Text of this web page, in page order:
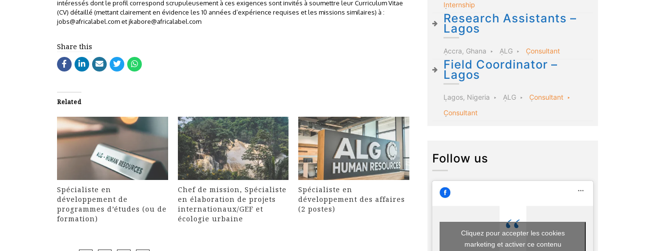
intéressés dont le profil correspond scrupuleusement à ces exigences sont invités à soumettre leur Curriculum Vitae
(CV) détaillé (mettant clairement en évidence les 10 années d’expérience requises et les missions similaires) à :
jobs@africalabel.cometjkabore@africalabel.com
Share this
Related
Spécialiste en
développement de
programmes d’études (ou de
formation)
Chef de mission, Spécialiste
en élaboration de projets
internationaux/GEF et
écologie urbaine
Spécialiste en
développement des affaires
(2 postes)
Internship
Research Assistants –
Lagos
Accra, Ghana ALG Consultant
Field Coordinator –
Lagos
Lagos, Nigeria ALG
Consultant
Consultant
Follow us
Cliquez pour accepter les cookies
marketing et activer ce contenu